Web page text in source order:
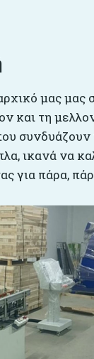
μας μας
και τη
συνδυάζουν
ικανά να
για πάρα,